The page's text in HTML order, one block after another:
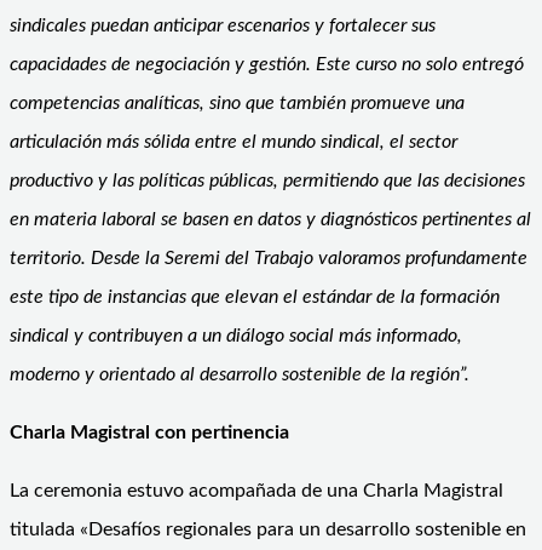
sindicales puedan anticiparescenarios y fortalecer sus
capacidades de negociación y gestión. Este curso no solo entregó
competencias analíticas, sino que también promueve una
articulación más sólida entre el mundo sindical, el sector
productivo y las políticas públicas, permitiendo que las decisiones
en materia laboral se basen en datos y diagnósticos pertinentes al
territorio. Desde la Seremi del Trabajo valoramos profundamente
este tipo de instancias que elevan el estándar de la formación
sindical y contribuyen a un diálogo social más informado,
moderno y orientado al desarrollo sostenible de la región”.
Charla Magistral con pertinencia
La ceremonia estuvo acompañada de una Charla Magistral
titulada «Desafíos regionales para un desarrollo sostenible en